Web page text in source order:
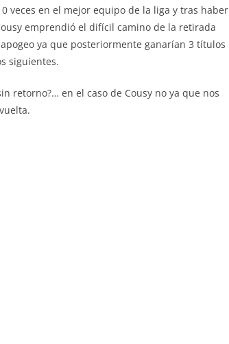
veces en el mejor equipo de la liga y tras haber
emprendió el difícil camino de la retirada
ya que posteriormente ganarían 3 títulos
siguientes.
retorno?… en el caso de Cousy no ya que nos